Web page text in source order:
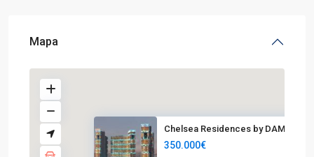
Mapa
Chelsea Residences by DAMAC | ...
350.000€